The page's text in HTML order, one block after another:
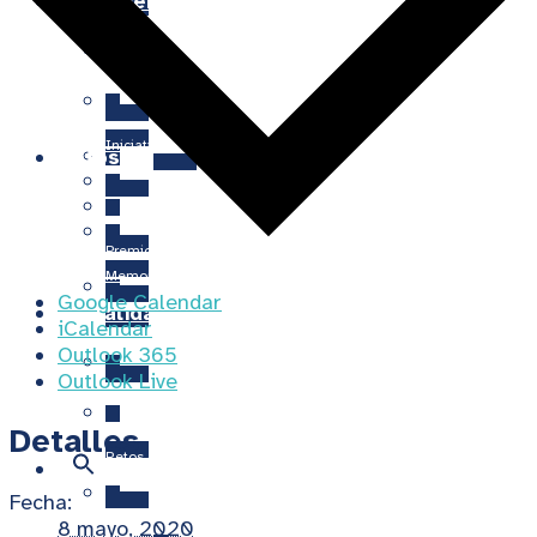
Asociaciones de Pacientes
Cátedras
Principios éticos y Código del Buen Gobierno
Oasis
D-Risk
10ª Edición Becas 2026 – 2027
Premio nacional
Iniciativa RecordArte
Memorias anuales
Formación a pacientes
Retos
Retos en Biomedicina
Actualidad
Colabora
Google Calendar
iCalendar
Outlook 365
Outlook Live
Detalles
Fecha:
8 mayo, 2020